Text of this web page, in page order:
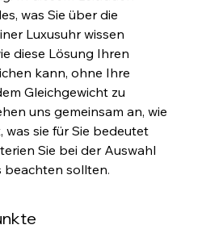
was Sie über die
Luxusuhr wissen
diese Lösung Ihren
kann, ohne Ihre
Gleichgewicht zu
uns gemeinsam an, wie
was sie für Sie bedeutet
Sie bei der Auswahl
beachten sollten.